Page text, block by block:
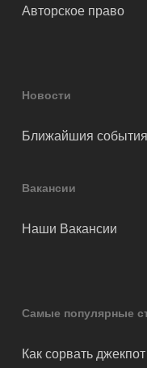
Авторское право
Новости
Ближайшия события
Вакансии
Наши Вакансии
Самые популярные
Как сорвать